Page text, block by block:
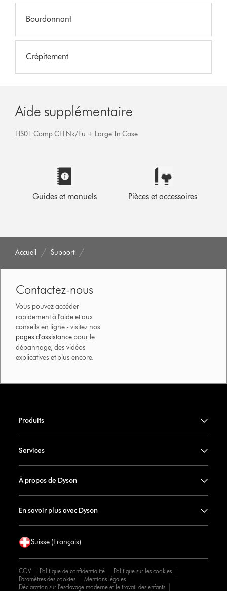
Bourdonnant
Crépitement
Aide supplémentaire
HS01 Comp CH Nk/Fu + Large Tn Case
Guides et manuels Pièces et accessoires
Accueil Support
Contactez-nous
Vous pouvez accéder
rapidement à l'aide et aux
conseils en ligne - visitez nos
pages d'assistance pour le
dépannage, des vidéos
explicatives et plus encore.
Produits
Services
À propos de Dyson
En savoir plus avec Dyson
Suisse (Français)
CGV Politique de confidentialité
Politique sur les cookies
Paramètres des cookies
Mentions légales
Déclaration sur l'esclavage moderne et le travail des enfants